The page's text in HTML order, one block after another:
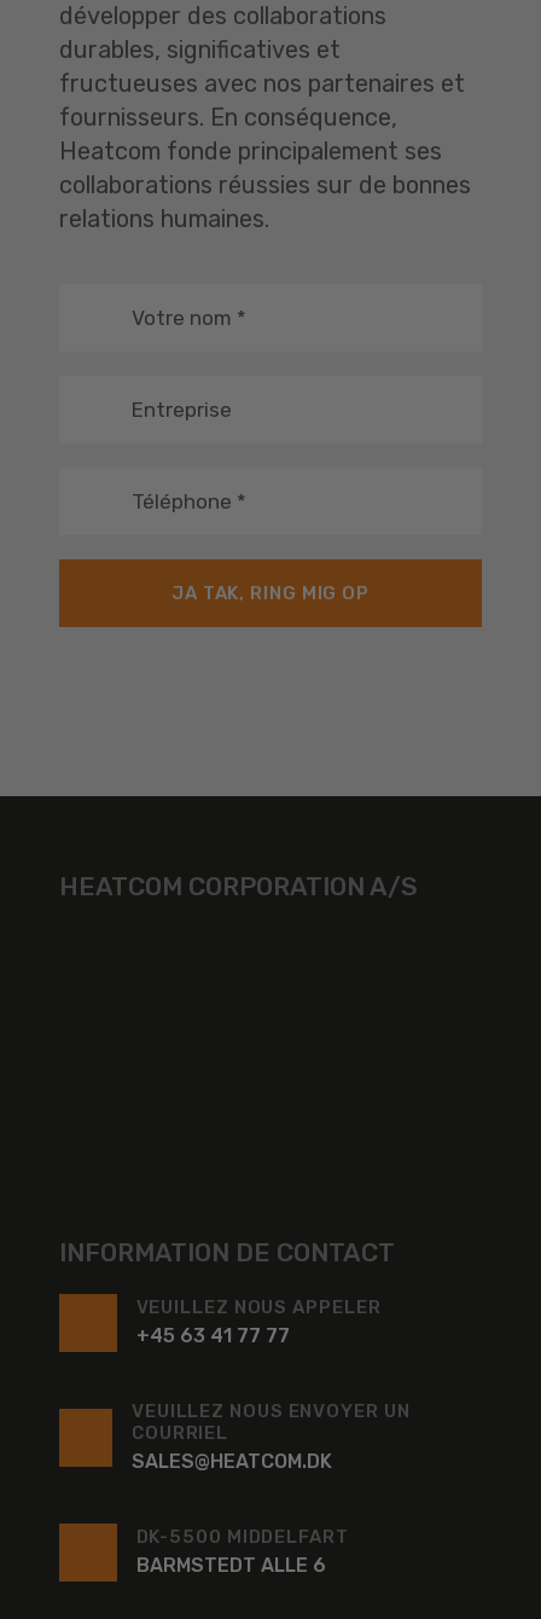
développer des collaborations
durables, significatives et
fructueuses avec nos partenaires et
fournisseurs. En conséquence,
Heatcom fonde principalement ses
collaborations réussies sur de bonnes
relations humaines.
Votre nom *
Entreprise
Téléphone *
JA TAK, RING MIG OP
HEATCOM CORPORATION A/S
INFORMATION DE CONTACT
VEUILLEZ NOUS APPELER
+45 63 41 77 77
VEUILLEZ NOUS ENVOYER UN
COURRIEL
SALES@HEATCOM.DK
DK-5500 MIDDELFART
BARMSTEDT ALLE 6